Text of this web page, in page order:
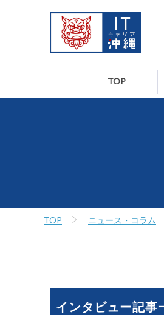
TOP
TOP ニュース・コラム
インタビュー記事